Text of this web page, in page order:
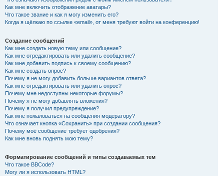
Как мне включить отображение аватары?
Что такое звание и как я могу изменить его?
Когда я щёлкаю по ссылке «email», от меня требуют войти на конференцию!
Создание сообщений
Как мне создать новую тему или сообщение?
Как мне отредактировать или удалить сообщение?
Как мне добавить подпись к своему сообщению?
Как мне создать опрос?
Почему я не могу добавить больше вариантов ответа?
Как мне отредактировать или удалить опрос?
Почему мне недоступны некоторые форумы?
Почему я не могу добавлять вложения?
Почему я получил предупреждение?
Как мне пожаловаться на сообщения модератору?
Что означает кнопка «Сохранить» при создании сообщения?
Почему моё сообщение требует одобрения?
Как мне вновь поднять мою тему?
Форматирование сообщений и типы создаваемых тем
Что такое BBCode?
Могу ли я использовать HTML?